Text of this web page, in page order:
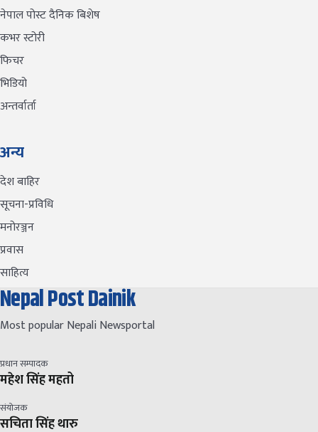
नेपाल पोस्ट दैनिक बिशेष
कभर स्टोरी
फिचर
भिडियो
अन्तर्वार्ता
अन्य
देश बाहिर
सूचना-प्रविधि
मनोरञ्जन
प्रवास
साहित्य
Nepal Post Dainik
Most popular Nepali Newsportal
प्रधान सम्पादक
महेश सिंह महतो
संयोजक
सचिता सिंह थारु